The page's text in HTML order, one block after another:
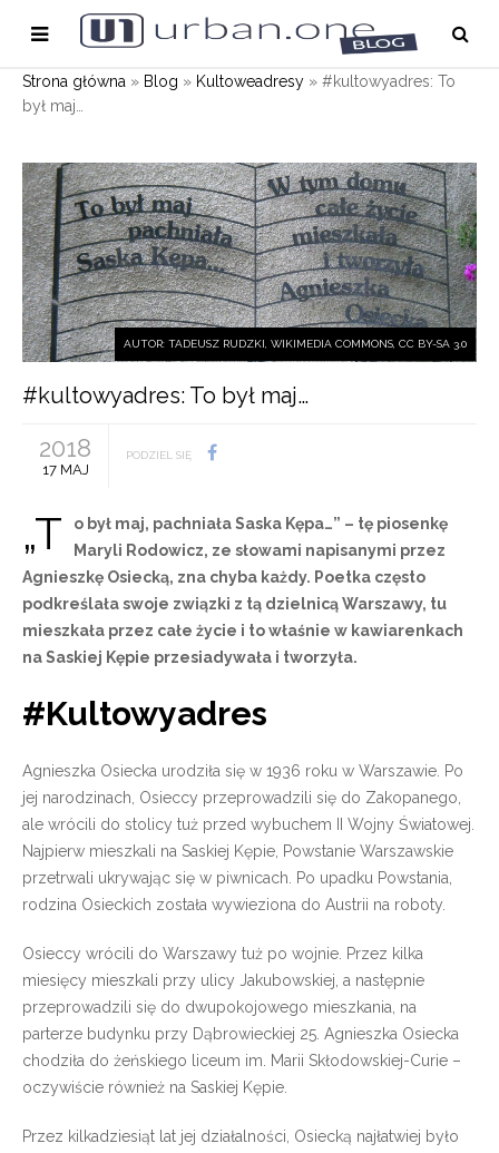
Strona główna » Blog » Kultoweadresy » #kultowyadres: To
był maj…
AUTOR: TADEUSZ RUDZKI, WIKIMEDIA COMMONS, CC BY-SA 3.0
#kultowyadres: To był maj…
2018
17 MAJ
PODZIEL SIĘ
„T
o był maj, pachniała Saska Kępa…” – tę piosenkę
Maryli Rodowicz, ze słowami napisanymi przez
Agnieszkę Osiecką, zna chyba każdy. Poetka często
podkreślała swoje związki z tą dzielnicą Warszawy, tu
mieszkała przez całe życie i to właśnie w kawiarenkach
na Saskiej Kępie przesiadywała i tworzyła.
#Kultowyadres
Agnieszka Osiecka urodziła się w 1936 roku w Warszawie. Po
jej narodzinach, Osieccy przeprowadzili się do Zakopanego,
ale wrócili do stolicy tuż przed wybuchem II Wojny Światowej.
Najpierw mieszkali na Saskiej Kępie, Powstanie Warszawskie
przetrwali ukrywając się w piwnicach. Po upadku Powstania,
rodzina Osieckich została wywieziona do Austrii na roboty.
Osieccy wrócili do Warszawy tuż po wojnie. Przez kilka
miesięcy mieszkali przy ulicy Jakubowskiej, a następnie
przeprowadzili się do dwupokojowego mieszkania, na
parterze budynku przy Dąbrowieckiej 25. Agnieszka Osiecka
chodziła do żeńskiego liceum im. Marii Skłodowskiej-Curie –
oczywiście również na Saskiej Kępie.
Przez kilkadziesiąt lat jej działalności, Osiecką najłatwiej było